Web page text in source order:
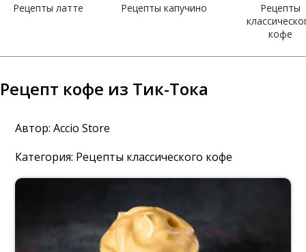
Рецепты латте Рецепты капучино
Рецепты
кофе
Рецепт кофе из Тик-Тока
Автор:Accio Store
Категория: Рецепты классического кофе